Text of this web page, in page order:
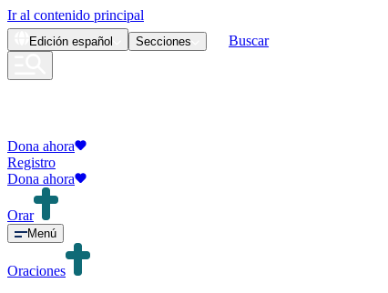
Ir al contenido principal
Edición español Secciones Buscar
Dona ahora
Registro
Dona ahora
Orar
Menú
Oraciones